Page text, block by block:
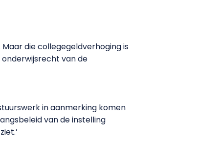
die collegegeldverhoging is
van de
in aanmerking komen
van de instelling